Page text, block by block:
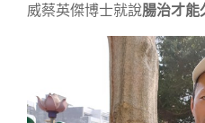
威蔡英傑博士就說腸治才能